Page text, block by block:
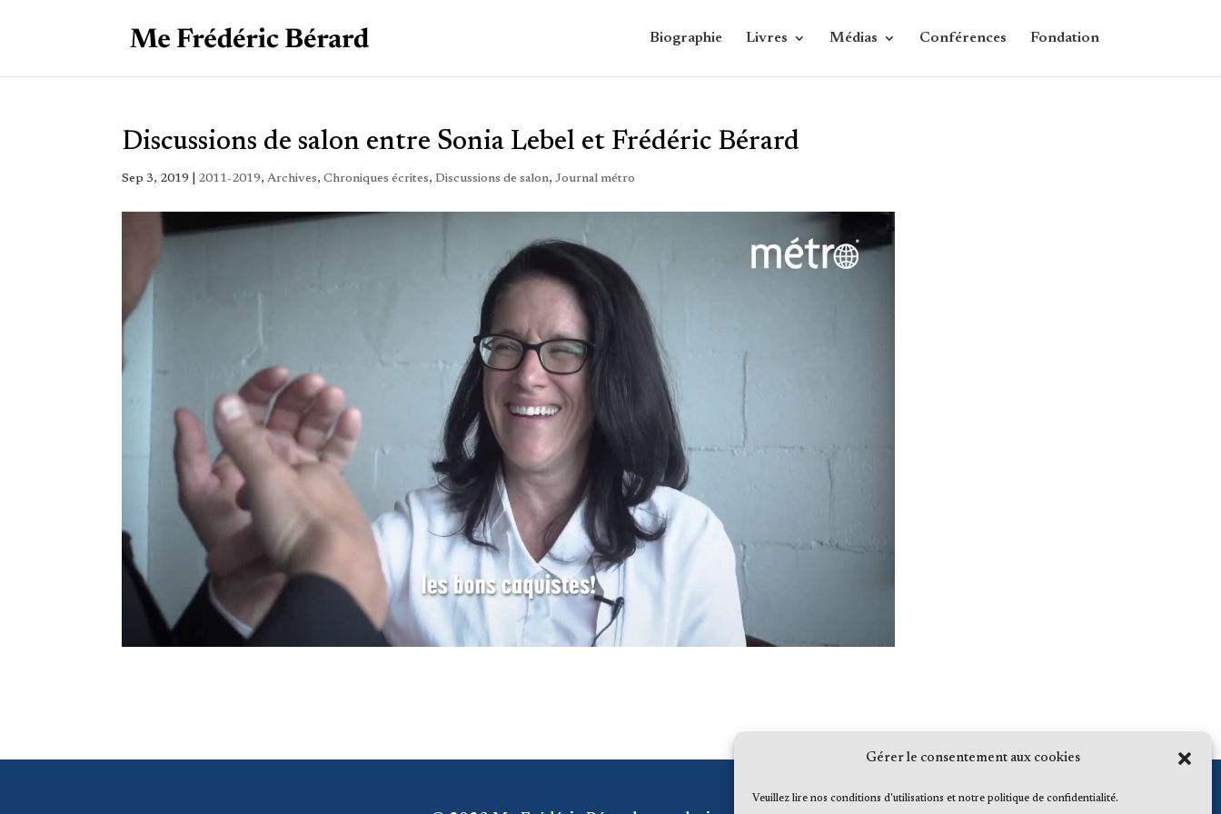
Gérer le consentement aux cookies
Veuillez lire nos conditions d'utilisations et notre politique de confidentialité.
Biographie Livres Médias Conférences Fondation
Discussions de salon entre Sonia Lebel et Frédéric Bérard
Sep 3, 2019 2011-2019,Archives,Chroniques écrites,Discussions de salon,Journal métro